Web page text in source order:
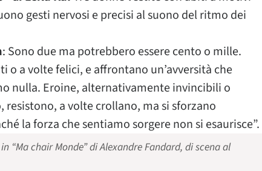
gesti nervosi e precisi al suono del ritmo dei
: Sono due ma potrebbero essere cento o mille.
a volte felici, e affrontano un’avversità che
nulla. Eroine, alternativamente invincibili o
a volte crollano, ma si sforzano
la forza che sentiamo sorgere non si esaurisce”.
“Ma chair Monde” di Alexandre Fandard, di scena al